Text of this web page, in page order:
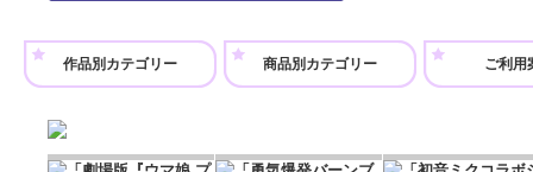
作品別カテゴリー 商品別カテゴリー ご利用